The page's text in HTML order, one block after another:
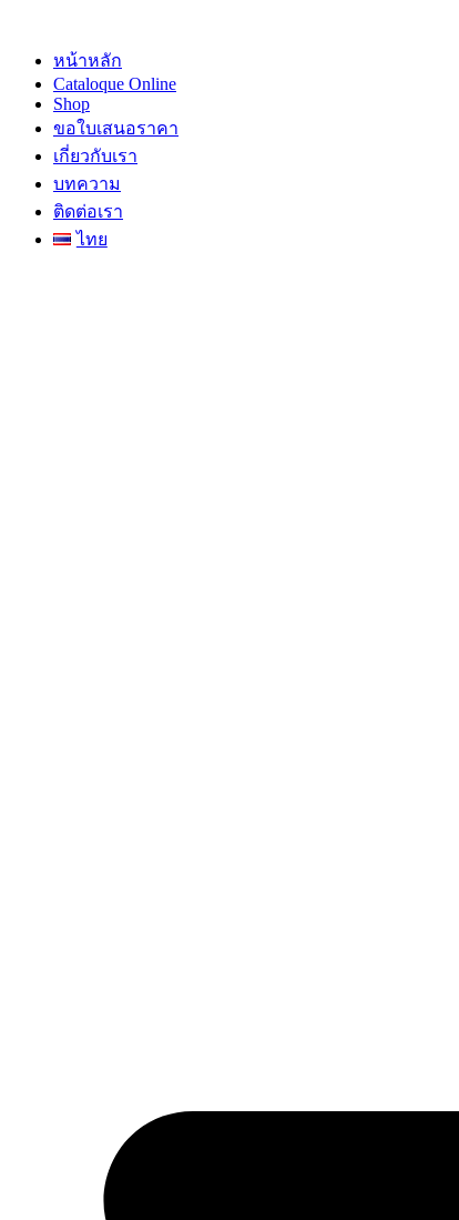
contentหน้าหลัก
Cataloque Online
Shop
ขอใบเสนอราคา
เกี่ยวกับเรา
บทความ
ติดต่อเรา
ไทย